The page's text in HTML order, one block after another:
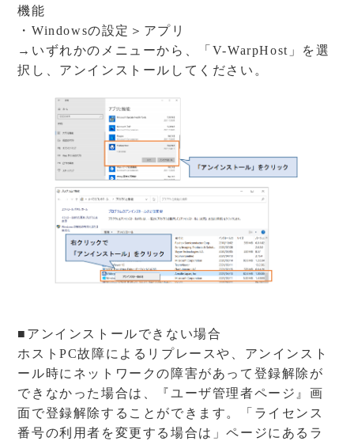
機能
・Windowsの設定＞アプリ
→いずれかのメニューから、「V-WarpHost」を選
択し、アンインストールしてください。
■アンインストールできない場合
ホストPC故障によるリプレースや、アンインスト
ール時にネットワークの障害があって登録解除が
できなかった場合は、『ユーザ管理者ページ』画
面で登録解除することができます。「ライセンス
番号の利用者を変更する場合は」ページにあるラ